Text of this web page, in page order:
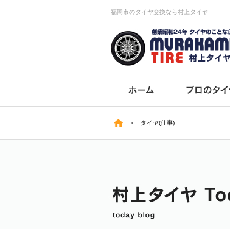
福岡市のタイヤ交換なら村上タイヤ
› タイヤ(仕事)